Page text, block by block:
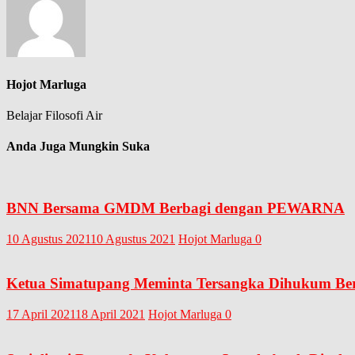
Hojot Marluga
Belajar Filosofi Air
Anda Juga Mungkin Suka
BNN Bersama GMDM Berbagi dengan PEWARNA
10 Agustus 202110 Agustus 2021 Hojot Marluga 0
Ketua Simatupang Meminta Tersangka Dihukum
17 April 202118 April 2021 Hojot Marluga 0